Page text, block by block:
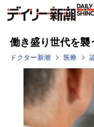
働き盛り世代を襲
ドクター新潮 医療